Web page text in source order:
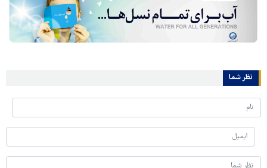
نظر شما